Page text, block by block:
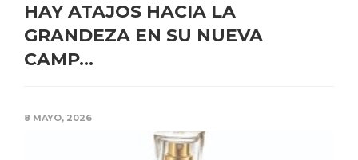
HAY ATAJOS HACIA LA
GRANDEZA EN SU NUEVA
CAMP...
8 MAYO, 2026